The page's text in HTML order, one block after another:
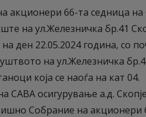
акционери 66-та седница
на ул.Железничка бр.41
ден 22.05.2024 година, со
на ул.Железничка
која се наоѓа на кат 04.
САВА осигурување а.д.
Собрание на акционери